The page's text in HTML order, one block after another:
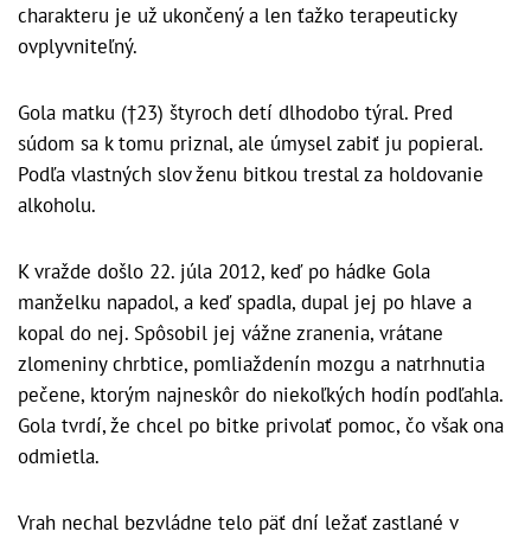
charakteru je už ukončený a len ťažko terapeuticky
ovplyvniteľný.
Gola matku (†23) štyroch detí dlhodobo týral. Pred
súdom sa k tomu priznal, ale úmysel zabiť ju popieral.
Podľa vlastných slov ženu bitkou trestal za holdovanie
alkoholu.
K vražde došlo 22. júla 2012, keď po hádke Gola
manželku napadol, a keď spadla, dupal jej po hlave a
kopal do nej. Spôsobil jej vážne zranenia, vrátane
zlomeniny chrbtice, pomliaždenín mozgu a natrhnutia
pečene, ktorým najneskôr do niekoľkých hodín podľahla.
Gola tvrdí, že chcel po bitke privolať pomoc, čo však ona
odmietla.
Vrah nechal bezvládne telo päť dní ležať zastlané v